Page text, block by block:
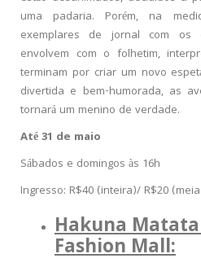
uma padaria. Porém, na
exemplares de jornal com os
envolvem com o folhetim,
terminam por criar um novo
divertida e bem-humorada, as
tornará um menino de verdade.
Até 31 de maio
Sábados e domingos às 16h
Ingresso: R$40 (inteira)/ R$20
Hakuna
Fashion Mall: